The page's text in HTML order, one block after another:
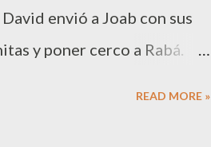
envió a Joab con sus
y poner cerco a Rabá.
READ MORE »